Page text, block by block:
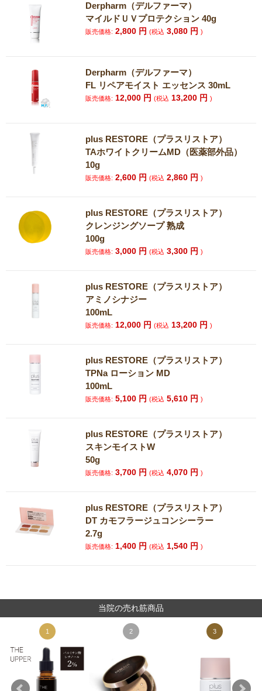
Derpharm（デルファーマ）
マイルドＵＶプロテクション 40g
販売価格: 2,800 円(税込 3,080 円)
Derpharm（デルファーマ）
FL リペアモイスト エッセンス 30mL
販売価格: 12,000 円(税込 13,200 円)
plus RESTORE（プラスリストア）
TAホワイトクリームMD（医薬部外品）
10g
販売価格: 2,600 円(税込 2,860 円)
plus RESTORE（プラスリストア）
クレンジングソープ 熟成
100g
販売価格: 3,000 円(税込 3,300 円)
plus RESTORE（プラスリストア）
アミノシナジー
100mL
販売価格: 12,000 円(税込 13,200 円)
plus RESTORE（プラスリストア）
TPNa ローション MD
100mL
販売価格: 5,100 円(税込 5,610 円)
plus RESTORE（プラスリストア）
スキンモイストW
50g
販売価格: 3,700 円(税込 4,070 円)
plus RESTORE（プラスリストア）
DT カモフラージュコンシーラー
2.7g
販売価格: 1,400 円(税込 1,540 円)
当院の売れ筋商品
1 2 3